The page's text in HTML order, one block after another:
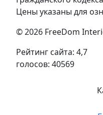
Цены указаны для
© 2026 FreeDom
Рейтинг сайта: 4,7
голосов: 40569